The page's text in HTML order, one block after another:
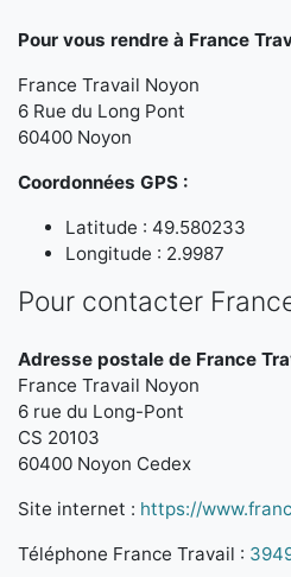
Pour vous rendre à France
France Travail Noyon
6 Rue du Long Pont
60400 Noyon
Coordonnées GPS :
Latitude : 49.580233
Longitude : 2.9987
Pour contacter
Adresse postale de France
France Travail Noyon
6 rue du Long-Pont
CS 20103
60400 Noyon Cedex
Site internet : https://
Téléphone France Travail :